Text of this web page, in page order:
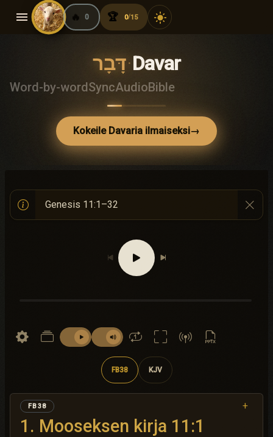
menu 🔥 0 🏆 0/15 light_mode
דָּבָר·Davar
Word-by-wordSyncAudioBible
Kokeile Davaria ilmaiseksi→
FB38 KJV
1. Mooseksen kirja 11:1
FB38 +